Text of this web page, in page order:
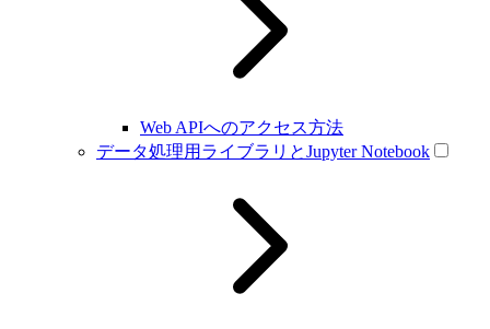
Web APIへのアクセス方法
データ処理用ライブラリとJupyter Notebook